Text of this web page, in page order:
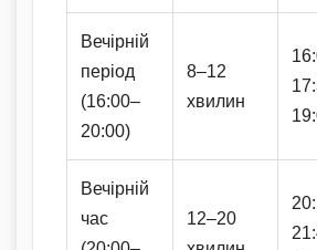
Вечірній
період
(16:00–
20:00)
8–12
хвилин
Вечірній
час
12–20